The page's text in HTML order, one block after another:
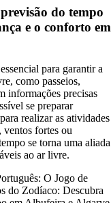
do tempo
e o conforto em
para garantir a
como passeios,
informações precisas
se preparar
realizar as atividades
ventos fortes ou
se torna uma aliada
ao ar livre.
O Jogo de
do Zodíaco: Descubra